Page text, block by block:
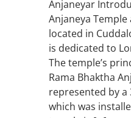
Anjaneyar
Anjaneya
located in
is dedicated to
The temple’s
Rama Bhaktha
represented by
which was